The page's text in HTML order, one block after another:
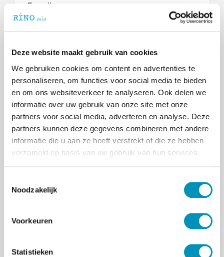
Deze website maakt gebruik van cookies
We gebruiken cookies om content en advertenties te
personaliseren, om functies voor social media te bieden
en om ons websiteverkeer te analyseren. Ook delen we
informatie over uw gebruik van onze site met onze
partners voor social media, adverteren en analyse. Deze
partners kunnen deze gegevens combineren met andere
informatie die u aan ze heeft verstrekt of die ze hebben
verzameld op basis van uw gebruik van hun services.
Noodzakelijk
Voorkeuren
Statistieken
E-mail
WERKGEVER
Overkoepelende organisatie werkgever
Overkoepelende organisatie anders